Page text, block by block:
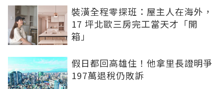
裝潢全程零探班：屋主人在海外，
17 坪北歐三房完工當天才「開
箱」
假日都回高雄住！他拿里長證明爭
197萬退稅仍敗訴